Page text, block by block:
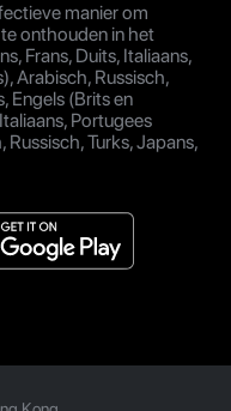
manier om
onthouden in het
Frans, Duits, Italiaans,
Arabisch, Russisch,
Engels (Brits en
Portugees
Russisch, Turks, Japans,